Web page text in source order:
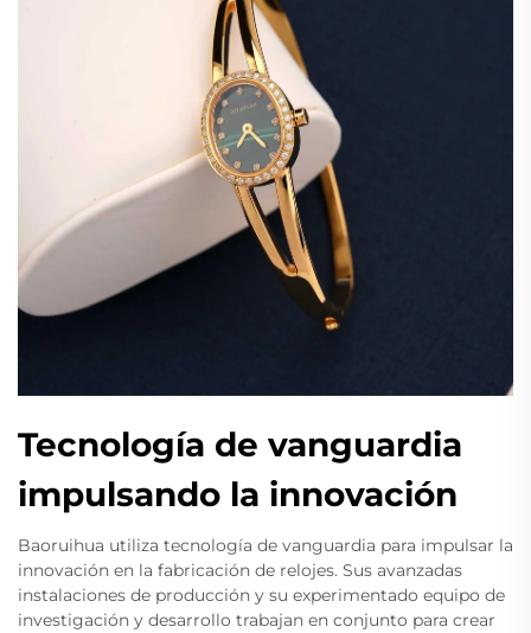
Tecnología de vanguardia
impulsando la innovación
Baoruihua utiliza tecnología de vanguardia para impulsar la
innovación en la fabricación de relojes. Sus avanzadas
instalaciones de producción y su experimentado equipo de
investigación y desarrollo trabajan en conjunto para crear